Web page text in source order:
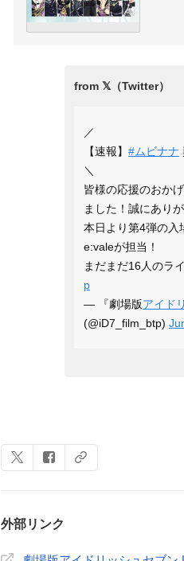
／
【速報】 #ムビナナ
＼
皆様の応援のおか
ました！誠にあり
本日より第4弾の入
e:valeが担当！
まだまだ16人のラ
p
— 『劇場版アイド
(@iD7_film_btp)
外部リンク